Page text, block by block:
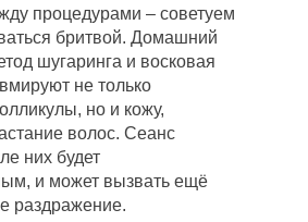
процедурами – советуем
бритвой. Домашний
шугаринга и восковая
не только
но и кожу,
волос. Сеанс
них будет
и может вызвать ещё
раздражение.